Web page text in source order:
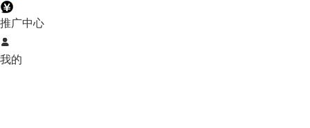
推广中心

我的